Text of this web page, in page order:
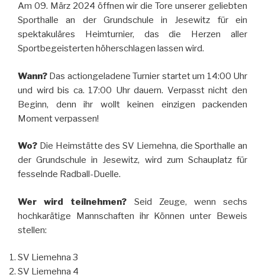
Am 09. März 2024 öffnen wir die Tore unserer geliebten
Sporthalle an der Grundschule in Jesewitz für ein
spektakuläres Heimturnier, das die Herzen aller
Sportbegeisterten höherschlagen lassen wird.
Wann? Das actiongeladene Turnier startet um 14:00 Uhr
und wird bis ca. 17:00 Uhr dauern. Verpasst nicht den
Beginn, denn ihr wollt keinen einzigen packenden
Moment verpassen!
Wo? Die Heimstätte des SV Liemehna, die Sporthalle an
der Grundschule in Jesewitz, wird zum Schauplatz für
fesselnde Radball-Duelle.
Wer wird teilnehmen? Seid Zeuge, wenn sechs
hochkarätige Mannschaften ihr Können unter Beweis
stellen:
SV Liemehna 3
SV Liemehna 4